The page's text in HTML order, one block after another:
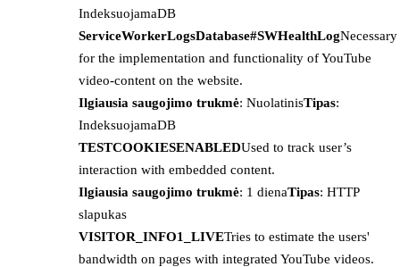
IndeksuojamaDB
ServiceWorkerLogsDatabase#SWHealthLogNecessary
for the implementation and functionality of YouTube
video-content on the website.
Ilgiausia saugojimo trukmė: NuolatinisTipas:
IndeksuojamaDB
TESTCOOKIESENABLEDUsed to track user’s
interaction with embedded content.
Ilgiausia saugojimo trukmė: 1 dienaTipas: HTTP
slapukas
VISITOR_INFO1_LIVETries to estimate the users'
bandwidth on pages with integrated YouTube videos.